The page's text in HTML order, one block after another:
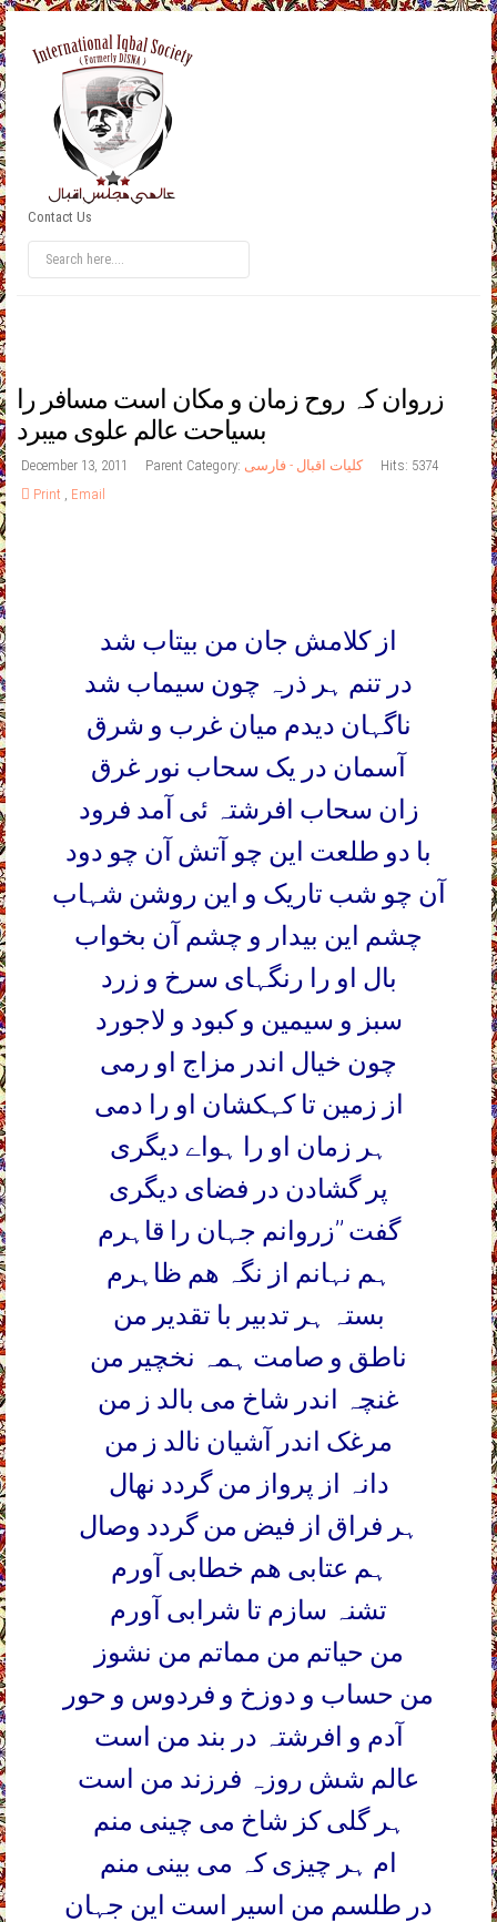
Contact Us
زروان کہ روح زمان و مکان است مسافر را
بسیاحت عالم علوی میبرد
December 13, 2011 Parent Category: کلیات اقبال - فارسی
Hits: 5374
Print , Email
از کلامش جان من بیتاب شد
در تنم ہر ذرہ چون سیماب شد
ناگہان دیدم میان غرب و شرق
آسمان در یک سحاب نور غرق
زان سحاب افرشتہ ئی آمد فرود
با دو طلعت این چو آتش آن چو دود
آن چو شب تاریک و این روشن شہاب
چشم این بیدار و چشم آن بخواب
بال او را رنگہای سرخ و زرد
سبز و سیمین و کبود و لاجورد
چون خیال اندر مزاج او رمی
از زمین تا کہکشان او را دمی
ہر زمان او را ہواے دیگری
پر گشادن در فضای دیگری
گفت ’’زروانم جہان را قاہرم
ہم نہانم از نگہ ھم ظاہرم
بستہ ہر تدبیر با تقدیر من
ناطق و صامت ہمہ نخچیر من
غنچہ اندر شاخ می بالد ز من
مرغک اندر آشیان نالد ز من
دانہ از پرواز من گردد نھال
ہر فراق از فیض من گردد وصال
ہم عتابی ھم خطابی آورم
تشنہ سازم تا شرابی آورم
من حیاتم من مماتم من نشوز
من حساب و دوزخ و فردوس و حور
آدم و افرشتہ در بند من است
عالم شش روزہ فرزند من است
ہر گلی کز شاخ می چینی منم
ام ہر چیزی کہ می بینی منم
در طلسم من اسیر است این جہان